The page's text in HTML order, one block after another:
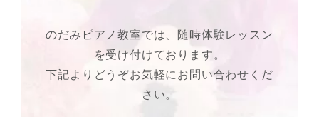
のだみピアノ教室では、随時体験レッスン
を受け付けております。
下記よりどうぞお気軽にお問い合わせくだ
さい。